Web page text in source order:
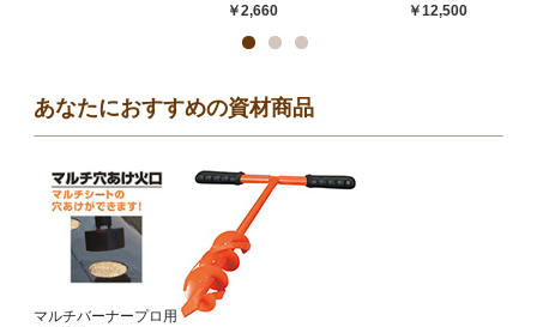
￥2,660
￥12,500
あなたにおすすめの資材商品
マルチバーナープロ用